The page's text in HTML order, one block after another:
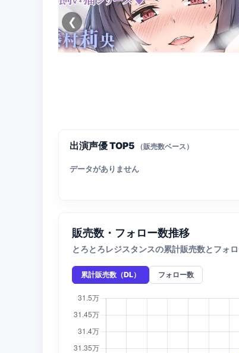
❮
出演声優 TOP5 （販売数ベース）
データがありません
販売数・フォロー数推移
とろとろレジスタンスの累計販売数とフォ
累計販売数（DL） フォロー数